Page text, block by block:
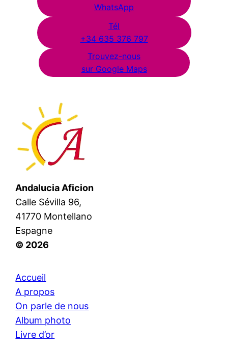
WhatsApp
Tél
+34 635 376 797
Trouvez-nous
sur Google Maps
Andalucia Aficion
Calle Sévilla 96,
41770 Montellano
Espagne
© 2026
Accueil
A propos
On parle de nous
Album photo
Livre d’or